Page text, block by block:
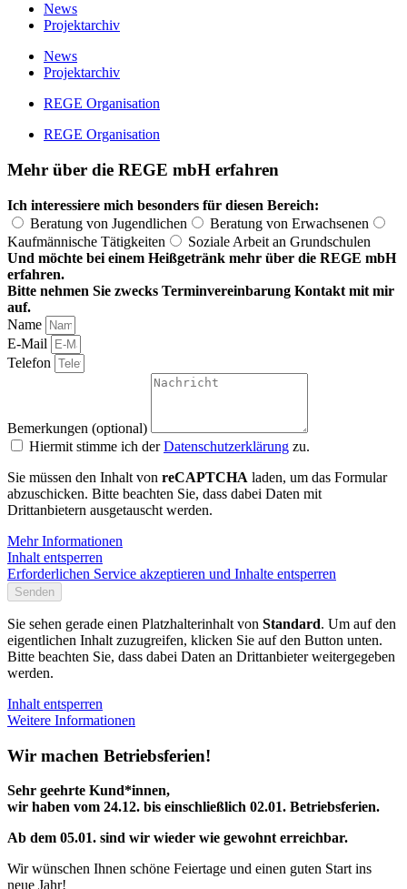
News
Projektarchiv
News
Projektarchiv
REGE Organisation
REGE Organisation
Mehr über die REGE mbH erfahren
Ich interessiere mich besonders für diesen Bereich:
Beratung von Jugendlichen
Beratung von Erwachsenen
Kaufmännische Tätigkeiten
Soziale Arbeit an Grundschulen
Und möchte bei einem Heißgetränk mehr über die REGE mbH
erfahren.
Bitte nehmen Sie zwecks Terminvereinbarung Kontakt mit mir
auf.
Name
E-Mail
Telefon
Bemerkungen (optional)
Hiermit stimme ich derDatenschutzerklärung zu.
Sie müssen den Inhalt von reCAPTCHA laden, um das Formular
abzuschicken. Bitte beachten Sie, dass dabei Daten mit
Drittanbietern ausgetauscht werden.
Mehr Informationen
Inhalt entsperren
Erforderlichen Service akzeptieren und Inhalte entsperren
Senden
Sie sehen gerade einen Platzhalterinhalt von Standard. Um auf den
eigentlichen Inhalt zuzugreifen, klicken Sie auf den Button unten.
Bitte beachten Sie, dass dabei Daten an Drittanbieter weitergegeben
werden.
Inhalt entsperren
Weitere Informationen
Wir machen Betriebsferien!
Sehr geehrte Kund*innen,
wir haben vom 24.12. bis einschließlich 02.01. Betriebsferien.
Ab dem 05.01. sind wir wieder wie gewohnt erreichbar.
Wir wünschen Ihnen schöne Feiertage und einen guten Start ins
neue Jahr!